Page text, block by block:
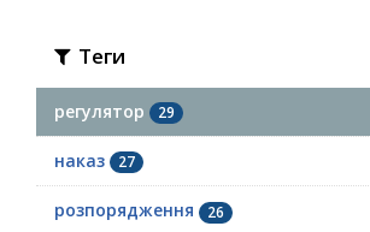
Теги
регулятор 29
наказ 27
розпорядження 26